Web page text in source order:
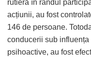
rutieră în rândul
acțiunii, au fost
146 de persoane.
conducerii sub
psihoactive, au fost